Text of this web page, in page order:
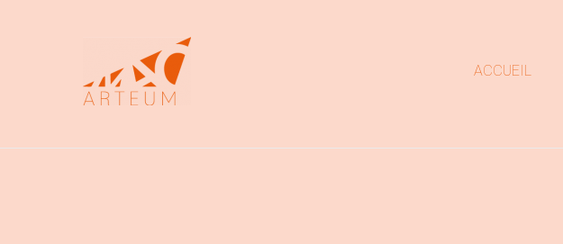
ACCUEIL